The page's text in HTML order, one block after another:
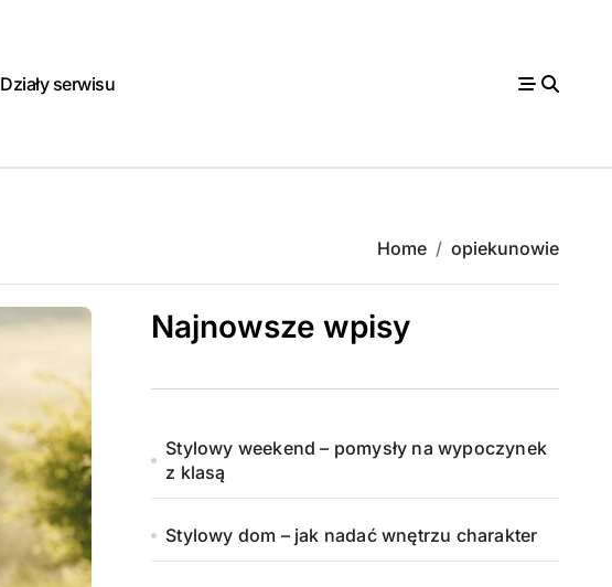
Działy serwisu
Home opiekunowie
Najnowsze wpisy
Stylowy weekend – pomysły na wypoczynek
z klasą
Stylowy dom – jak nadać wnętrzu charakter